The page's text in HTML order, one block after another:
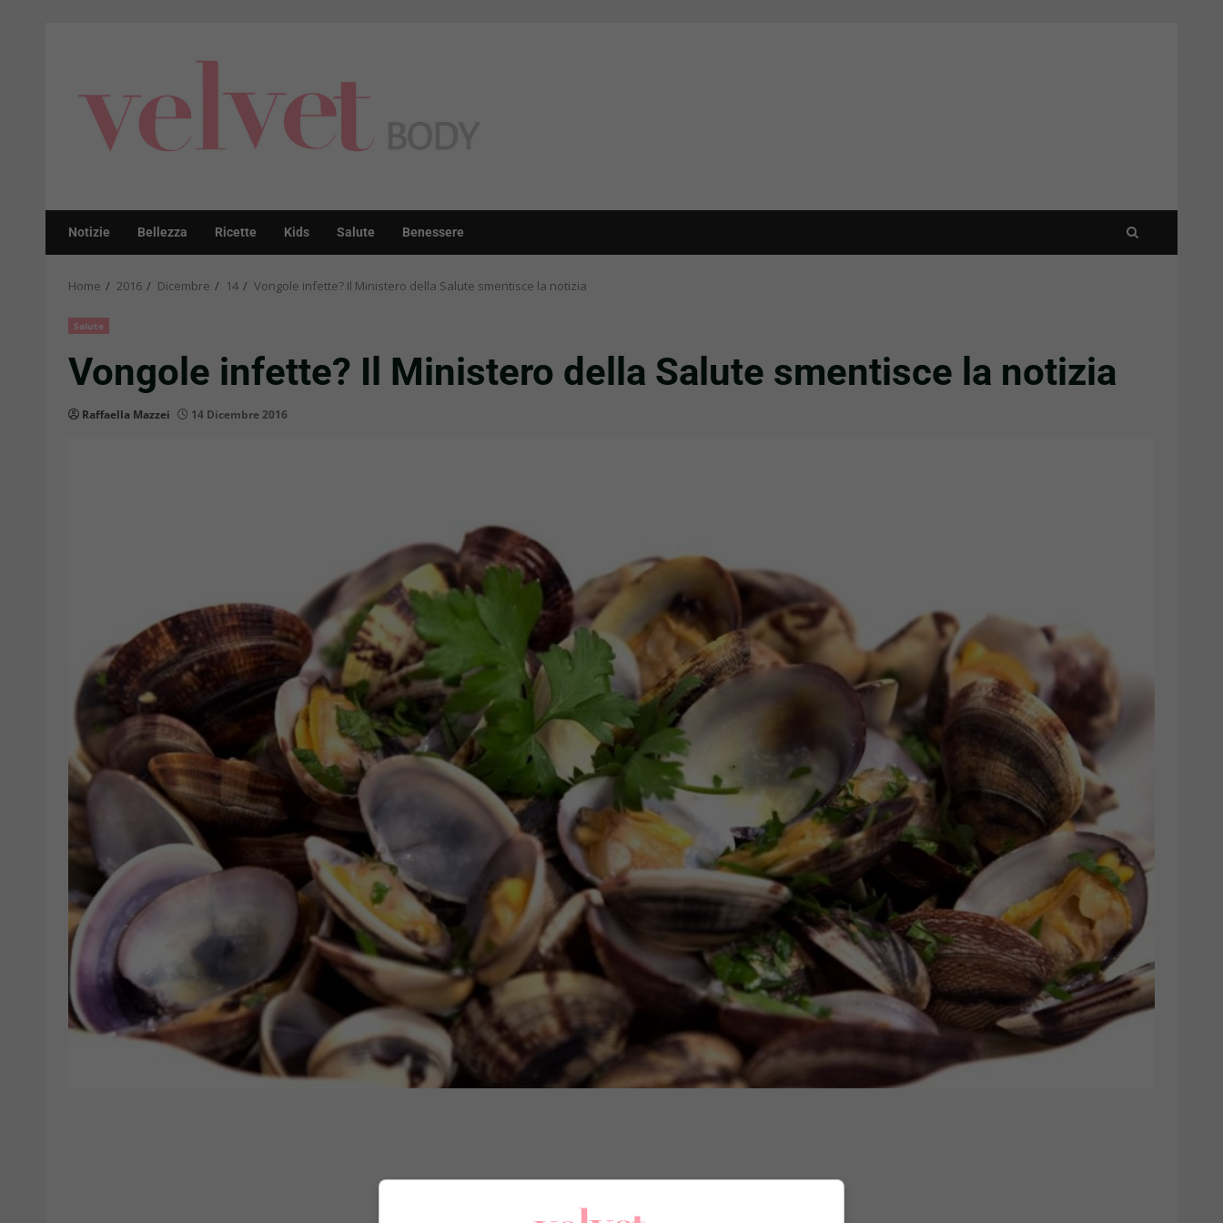
Notizie Bellezza Ricette Kids Salute Benessere
Home 2016 Dicembre 14 Vongole infette? Il Ministero della Salute smentisce la notizia
Salute
Vongole infette? Il Ministero della Salute smentisce la notizia
Raffaella Mazzei 14 Dicembre 2016